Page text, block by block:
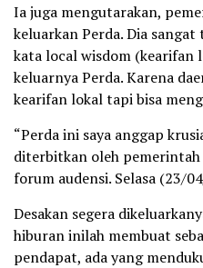
Ia juga mengutarakan,
keluarkan Perda. Dia
kata local wisdom (kearifan
keluarnya Perda. Karena
kearifan lokal tapi bisa
“Perda ini saya anggap
diterbitkan oleh pemerintah
forum audensi. Selasa (23/
Desakan segera
hiburan inilah membuat
pendapat, ada yang